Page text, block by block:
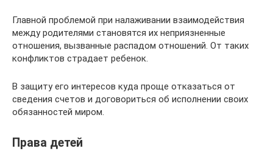
Главной проблемой при налаживании взаимодействия
между родителями становятся их неприязненные
отношения, вызванные распадом отношений. От таких
конфликтов страдает ребенок.
В защиту его интересов куда проще отказаться от
сведения счетов и договориться об исполнении своих
обязанностей миром.
Права детей